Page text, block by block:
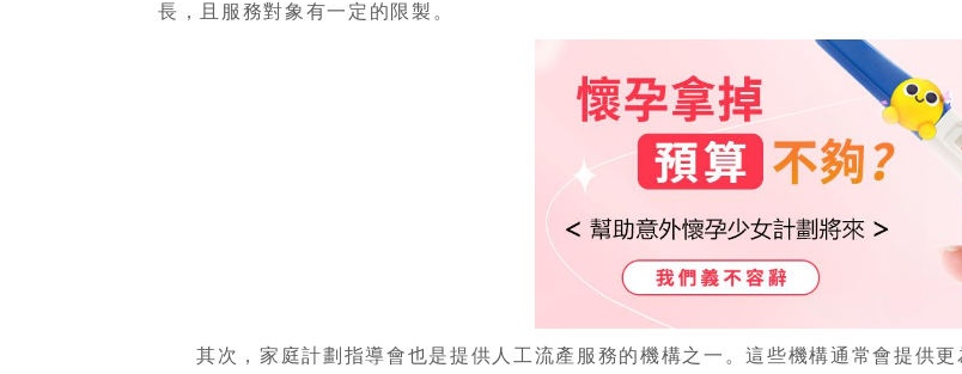
長，且服務對象有一定的限製。
其次，家庭計劃指導會也是提供人工流產服務的機構之一。這些機構通常會提供